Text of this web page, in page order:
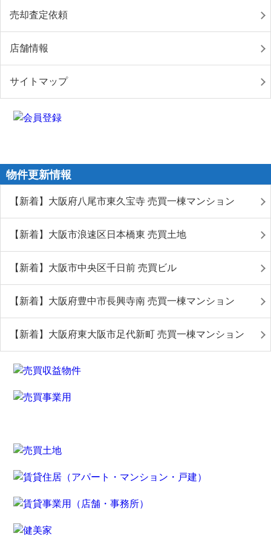
売却査定依頼
店舗情報
サイトマップ
物件更新情報
【新着】大阪府八尾市東久宝寺 売買一棟マンション
【新着】大阪市浪速区日本橋東 売買土地
【新着】大阪市中央区千日前 売買ビル
【新着】大阪府豊中市長興寺南 売買一棟マンション
【新着】大阪府東大阪市足代新町 売買一棟マンション